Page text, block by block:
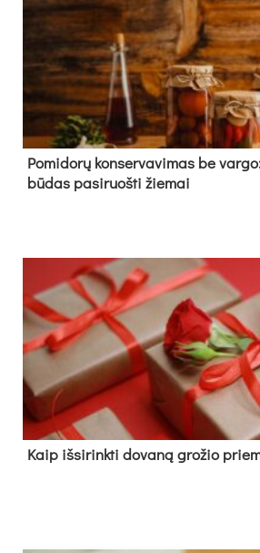
Pomidorų konservavimas be
būdas pasiruošti žiemai
Kaip išsirinkti dovaną grožio